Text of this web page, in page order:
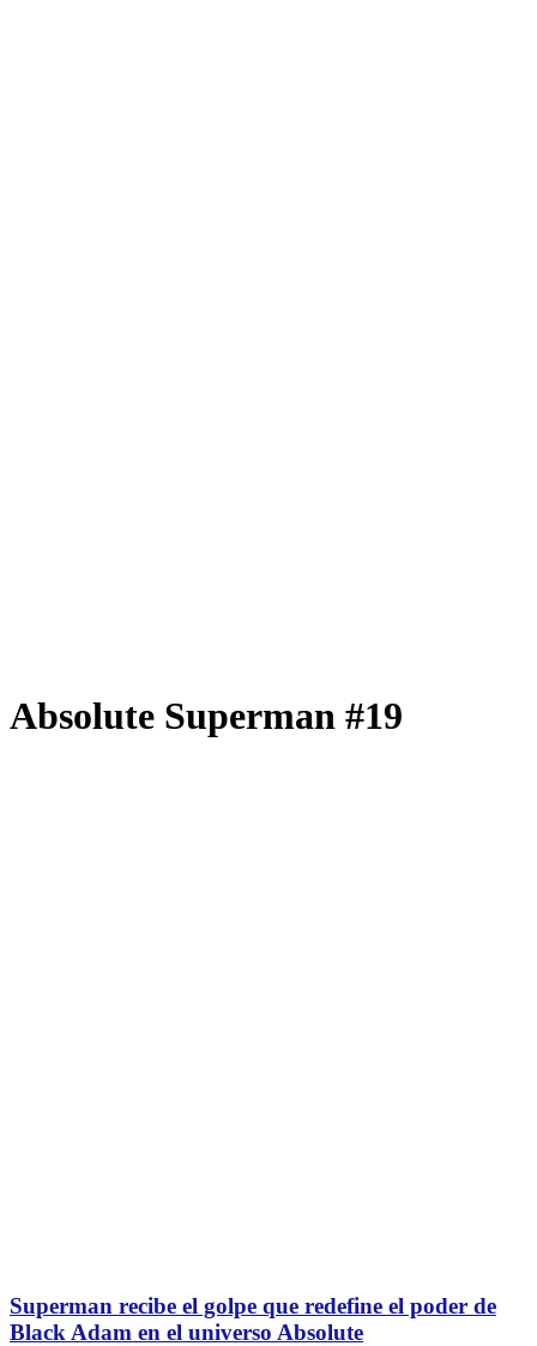
Absolute Superman #19
Superman recibe el golpe que redefine el poder de
Black Adam en el universo Absolute